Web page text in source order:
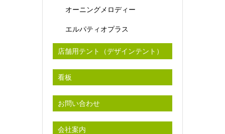
オーニングメロディー
エルパティオプラス
店舗用テント（デザインテント）
看板
お問い合わせ
会社案内